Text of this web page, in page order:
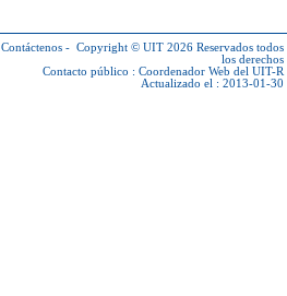
Contáctenos - Copyright © UIT 2026 Reservados todos
los derechos
Contacto público : Coordenador Web del UIT-R
Actualizado el : 2013-01-30